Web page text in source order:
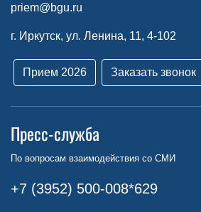
priem@bgu.ru
г. Иркутск, ул. Ленина, 11, 4-102
Прием 2026 Заказать звонок
Пресс-служба
По вопросам взаимодействия со СМИ
+7 (3952) 500-008*629